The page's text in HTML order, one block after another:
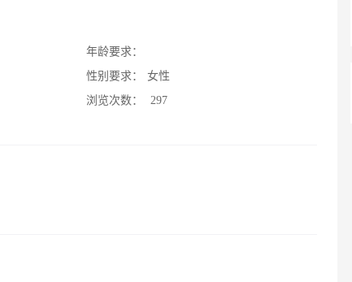
年龄要求：
性别要求：
女性
浏览次数：
297